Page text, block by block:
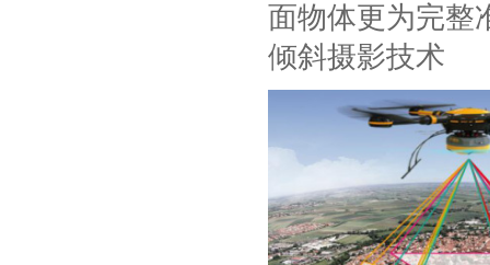
面物体更为完整
倾斜摄影技术